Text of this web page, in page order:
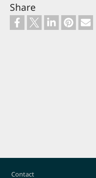
Share
Footer
Contact